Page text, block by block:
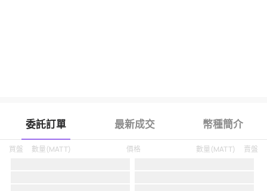
委託訂單 最新成交 幣種簡介
買盤 數量(MATT) 價格 賣盤
數量(MATT)